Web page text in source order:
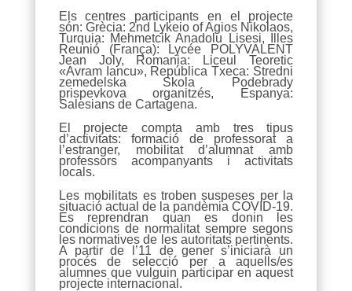
Els centres participants en el projecte
són: Grècia: 2nd Lykeio of Agios Nikolaos,
Turquia: Mehmetcik Anadolu Lisesi, Illes
Reunió (França): Lycée POLYVALENT
Jean Joly, Romania: Liceul Teoretic
«Avram Iancu», República Txeca: Stredni
zemedelska Skola Podebrady
prispevkova organitzés, Espanya:
Salesians de Cartagena.
El projecte compta amb tres tipus
d’activitats: formació de professorat a
l’estranger, mobilitat d’alumnat amb
professors acompanyants i activitats
locals.
Les mobilitats es troben suspeses per la
situació actual de la pandèmia COVID-19.
Es reprendran quan es donin les
condicions de normalitat sempre segons
les normatives de les autoritats pertinents.
A partir de l’11 de gener s’iniciarà un
procés de selecció per a aquells/es
alumnes que vulguin participar en aquest
projecte internacional.